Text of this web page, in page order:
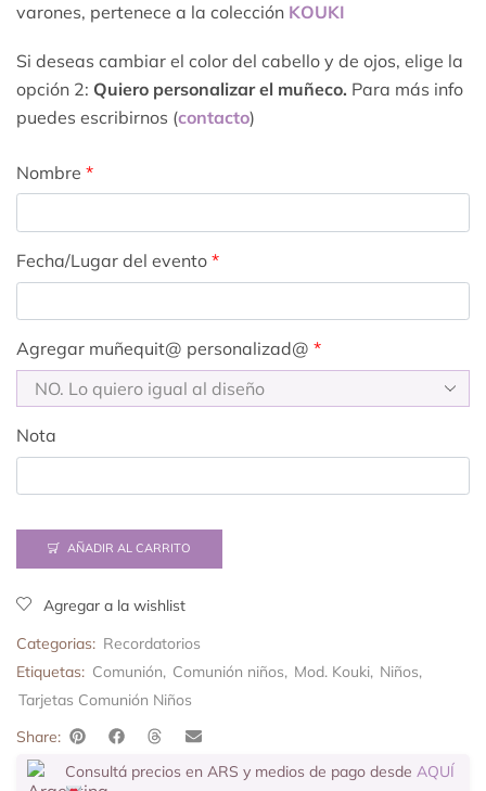
varones, pertenece a la colección KOUKI
Si deseas cambiar el color del cabello y de ojos, elige la
opción 2: Quiero personalizar el muñeco. Para más info
puedes escribirnos (contacto)
Nombre *
Fecha/Lugar del evento *
Agregar muñequit@ personalizad@ *
Nota
AÑADIR AL CARRITO
Agregar a la wishlist
Categorias: Recordatorios
Etiquetas: Comunión, Comunión niños, Mod. Kouki, Niños,
Tarjetas Comunión Niños
Share:
Consultá precios en ARS y medios de pago desde AQUÍ